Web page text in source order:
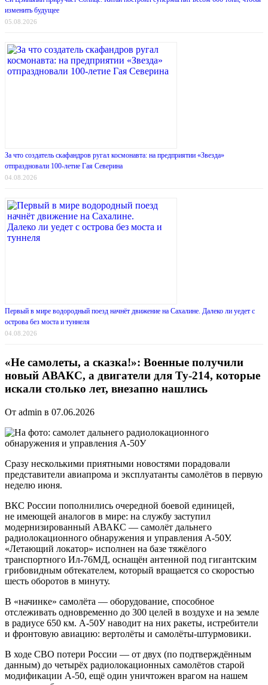
изменить будущее
05.08.2026
За что создатель скафандров ругал космонавта: на предприятии «Звезда»
отпраздновали 100-летие Гая Северина
04.08.2026
Первый в мире водородный поезд начнёт движение на Сахалине. Далеко ли уедет с
острова без моста и туннеля
04.08.2026
«Не самолеты, а сказка!»: Военные получили
новый АВАКС, а двигатели для Ту-214, которые
искали столько лет, внезапно нашлись
От admin в 07.06.2026
Сразу несколькими приятными новостями порадовали
представители авиапрома и эксплуатанты самолётов в первую
неделю июня.
ВКС России пополнились очередной боевой единицей,
не имеющей аналогов в мире: на службу заступил
модернизированный АВАКС — самолёт дальнего
радиолокационного обнаружения и управления А-50У.
«Летающий локатор» исполнен на базе тяжёлого
транспортного Ил-76МД, оснащён антенной под гигантским
грибовидным обтекателем, который вращается со скоростью
шесть оборотов в минуту.
В «начинке» самолёта — оборудование, способное
отслеживать одновременно до 300 целей в воздухе и на земле
в радиусе 650 км. А-50У наводит на них ракеты, истребители
и фронтовую авиацию: вертолёты и самолёты-штурмовики.
В ходе СВО потери России — от двух (по подтверждённым
данным) до четырёх радиолокационных самолётов старой
модификации А-50, ещё один уничтожен врагом на нашем